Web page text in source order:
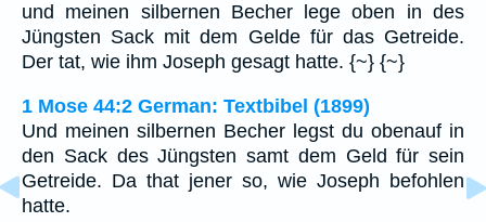
und meinen silbernen Becher lege oben in des
Jüngsten Sack mit dem Gelde für das Getreide.
Der tat, wie ihm Joseph gesagt hatte. {~} {~}
1 Mose 44:2 German: Textbibel (1899)
Und meinen silbernen Becher legst du obenauf in
den Sack des Jüngsten samt dem Geld für sein
Getreide. Da that jener so, wie Joseph befohlen
hatte.